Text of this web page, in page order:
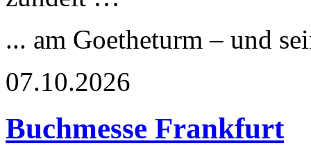
... am Goetheturm – und
07.10.2026
Buchmesse Frankfurt